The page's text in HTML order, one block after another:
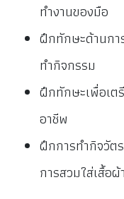
ทำงานของมือ
ฝึกทักษะด้านกา
ทำกิจกรรม
ฝึกทักษะเพื่อเต
อาชีพ
ฝึกการทำกิจวัต
การสวมใส่เสื้อผ้า